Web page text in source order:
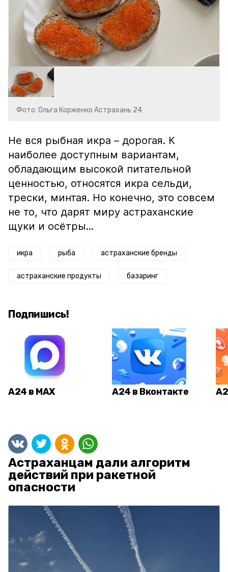
Фото: Ольга Корженко Астрахань 24
Не вся рыбная икра – дорогая. К
наиболее доступным вариантам,
обладающим высокой питательной
ценностью, относятся икра сельди,
трески, минтая. Но конечно, это совсем
не то, что дарят миру астраханские
щуки и осётры...
икра рыба астраханские бренды
астраханские продукты базаринг
Подпишись!
А24 в MAX А24 в Вконтакте
Астраханцам дали алгоритм
действий при ракетной
опасности